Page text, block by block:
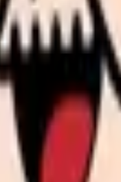
三者に整理しても
肢・相談先」を分け